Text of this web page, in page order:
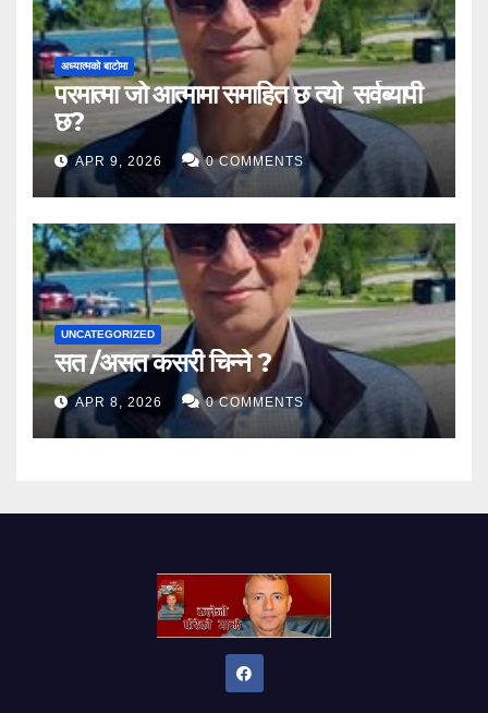
अध्यात्मको बाटोमा
परमात्मा जो आत्मामा समाहित छ त्यो सर्वब्यापी
छ?
APR 9, 2026 0 COMMENTS
UNCATEGORIZED
सत /असत कसरी चिन्ने ?
APR 8, 2026 0 COMMENTS